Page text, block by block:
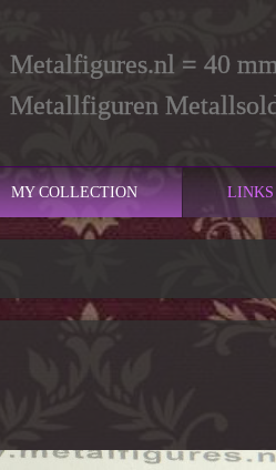
Metalfigures.nl = 40
Metallfiguren
MY COLLECTION LINKS